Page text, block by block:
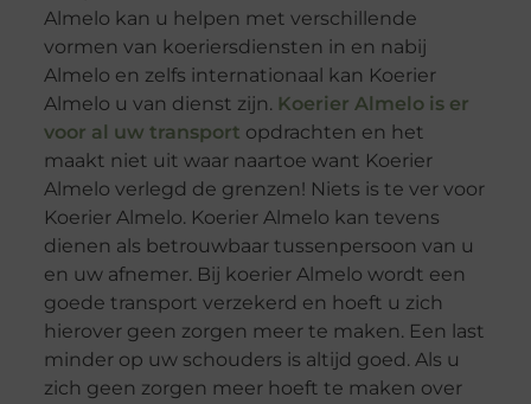
Almelo kan u helpen met verschillende
vormen van koeriersdiensten in en nabij
Almelo en zelfs internationaal kan Koerier
Almelo u van dienst zijn. Koerier Almelo is er
voor al uw transport opdrachten en het
maakt niet uit waar naartoe want Koerier
Almelo verlegd de grenzen! Niets is te ver voor
Koerier Almelo. Koerier Almelo kan tevens
dienen als betrouwbaar tussenpersoon van u
en uw afnemer. Bij koerier Almelo wordt een
goede transport verzekerd en hoeft u zich
hierover geen zorgen meer te maken. Een last
minder op uw schouders is altijd goed. Als u
zich geen zorgen meer hoeft te maken over